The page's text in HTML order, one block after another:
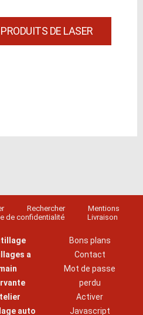
DE LASER
Rechercher
Mentions
de confidentialité Livraison
a
auto
Bons plans
Contact
Mot de passe
perdu
Activer
Javascript